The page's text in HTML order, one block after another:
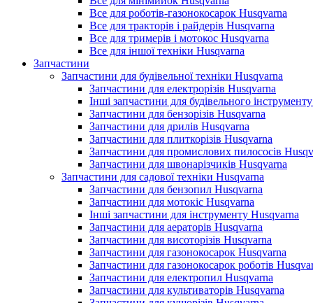
Все для роботів-газонокосарок Husqvarna
Все для тракторів і райдерів Husqvarna
Все для тримерів і мотокос Husqvarna
Все для іншої техніки Husqvarna
Запчастини
Запчастини для будівельної техніки Husqvarna
Запчастини для електрорізів Husqvarna
Інші запчастини для будівельного
Запчастини для бензорізів Husqvarna
Запчастини для дрилів Husqvarna
Запчастини для плиткорізів Husqvarna
Запчастини для промислових пилососів
Запчастини для швонарізчиків Husqvarna
Запчастини для садової техніки Husqvarna
Запчастини для бензопил Husqvarna
Запчастини для мотокіс Husqvarna
Інші запчастини для інструменту Husqvarna
Запчастини для аераторів Husqvarna
Запчастини для висоторізів Husqvarna
Запчастини для газонокосарок Husqvarna
Запчастини для газонокосарок роботів
Запчастини для електропил Husqvarna
Запчастини для культиваторів Husqvarna